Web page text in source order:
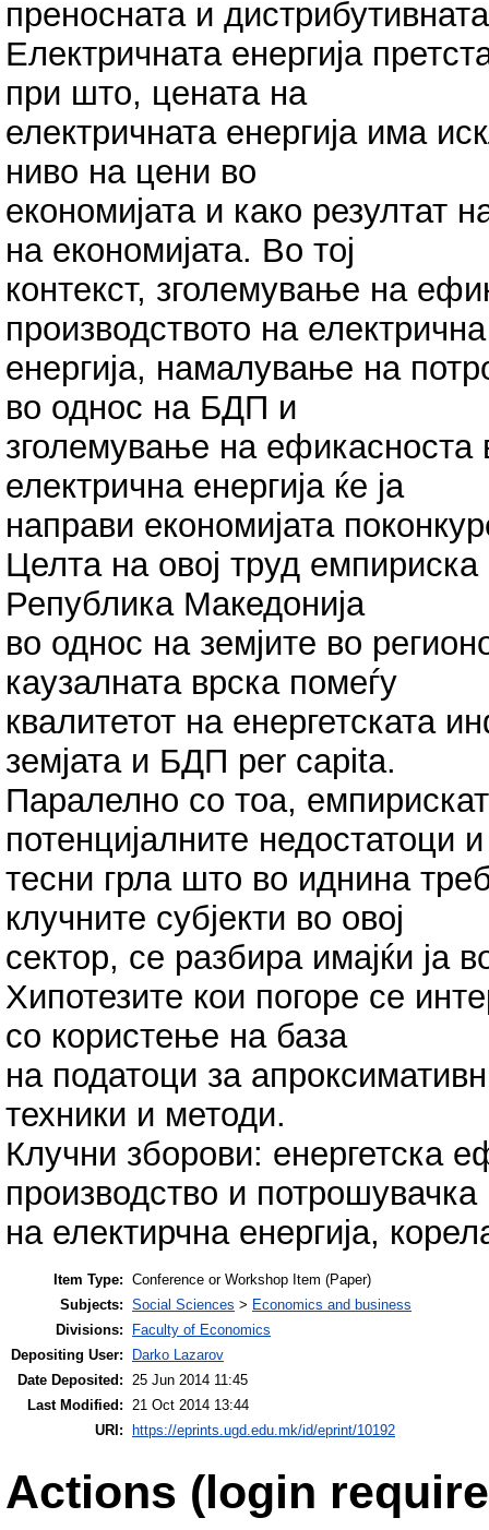
преносната и
Електричната енергија
при што, цената на
електричната енергија има
ниво на цени во
економијата и како резултат
на економијата. Во тој
контекст, зголемување на
производството на електрична
енергија, намалување на
во однос на БДП и
зголемување на ефикасноста
електрична енергија ќе ја
направи економијата
Целта на овој труд
Република Македонија
во однос на земјите во
каузалната врска помеѓу
квалитетот на енергетската
земјата и БДП per capita.
Паралелно со тоа,
потенцијалните недостатоци и
тесни грла што во иднина
клучните субјекти во овој
сектор, се разбира имајќи ја
Хипотезите кои погоре се
со користење на база
на податоци за
техники и методи.
Клучни зборови: енергетска
производство и потрошувачка
на електирчна енергија,
Item Type: Conference or Workshop Item (Paper)
Subjects: Social Sciences > Economics and business
Divisions:
Faculty of Economics
Depositing User:
Darko Lazarov
Date Deposited: 25 Jun 2014 11:45
Last Modified: 21 Oct 2014 13:44
URI:
https://eprints.ugd.edu.mk/id/eprint/10192
Actions (login